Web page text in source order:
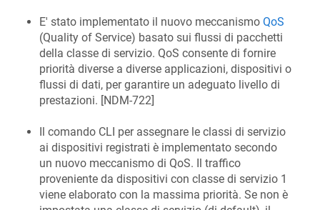
E' stato implementato il nuovo meccanismo QoS
(Quality of Service) basato sui flussi di pacchetti
della classe di servizio. QoS consente di fornire
priorità diverse a diverse applicazioni, dispositivi o
flussi di dati, per garantire un adeguato livello di
prestazioni. [NDM-722]
Il comando CLI per assegnare le classi di servizio
ai dispositivi registrati è implementato secondo
un nuovo meccanismo di QoS. Il traffico
proveniente da dispositivi con classe di servizio 1
viene elaborato con la massima priorità. Se non è